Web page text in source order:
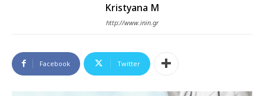
Kristyana M
http://www.inin.gr
Facebook Twitter